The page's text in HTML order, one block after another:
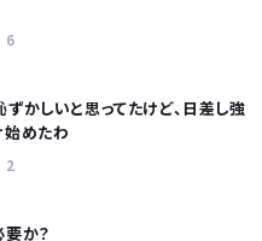
6
かしいと思ってたけど、日差し強
始めたわ
2
か？